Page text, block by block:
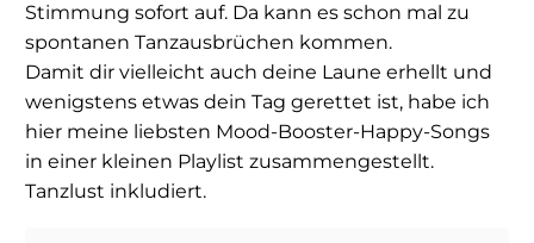
Stimmung sofort auf. Da kann es schon mal zu
spontanen Tanzausbrüchen kommen.
Damit dir vielleicht auch deine Laune erhellt und
wenigstens etwas dein Tag gerettet ist, habe ich
hier meine liebsten Mood-Booster-Happy-Songs
in einer kleinen Playlist zusammengestellt.
Tanzlust inkludiert.